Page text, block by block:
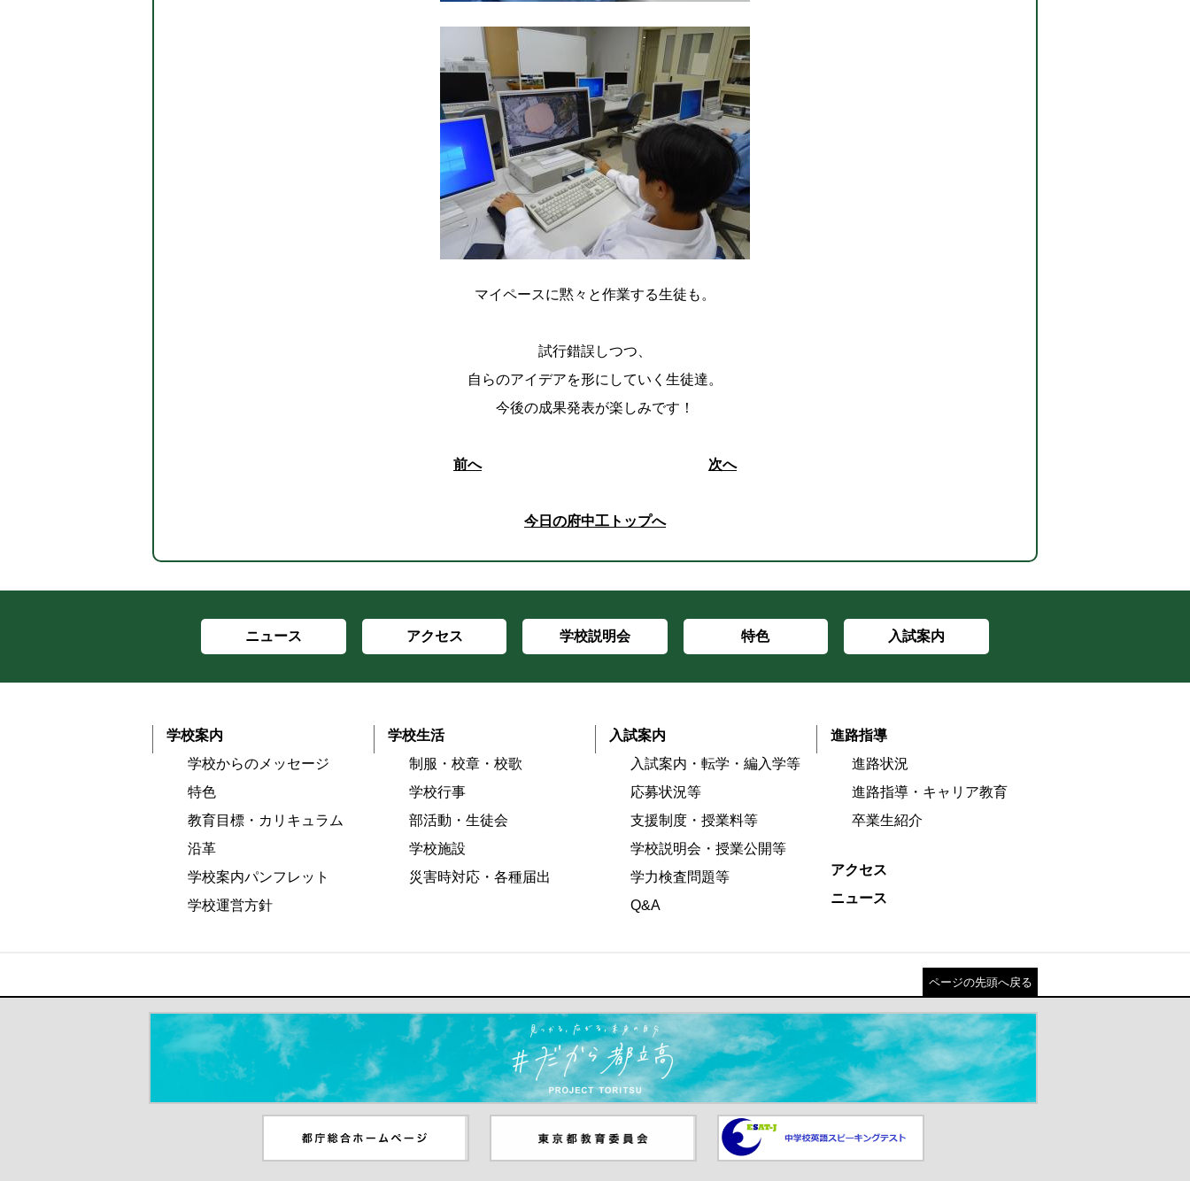
マイペースに黙々と作業する生徒も。
試行錯誤しつつ、
自らのアイデアを形にしていく生徒達。
今後の成果発表が楽しみです！
前へ 次へ
今日の府中工トップへ
ニュース アクセス 学校説明会 特色 入試案内
学校案内
学校からのメッセージ
特色
教育目標・カリキュラム
沿革
学校案内パンフレット
学校運営方針
学校生活
制服・校章・校歌
学校行事
部活動・生徒会
学校施設
災害時対応・各種届出
入試案内
入試案内・転学・編入学等
応募状況等
支援制度・授業料等
学校説明会・授業公開等
学力検査問題等
Q&A
進路指導
進路状況
進路指導・キャリア教育
卒業生紹介
アクセス
ニュース
ページの先頭へ戻る
＃だから都立高（別ウインドウが開きます）
ンドウが開きます）
ウが開きます）
中学校英語スピーキングテスト
（別ウインドウが開きます）